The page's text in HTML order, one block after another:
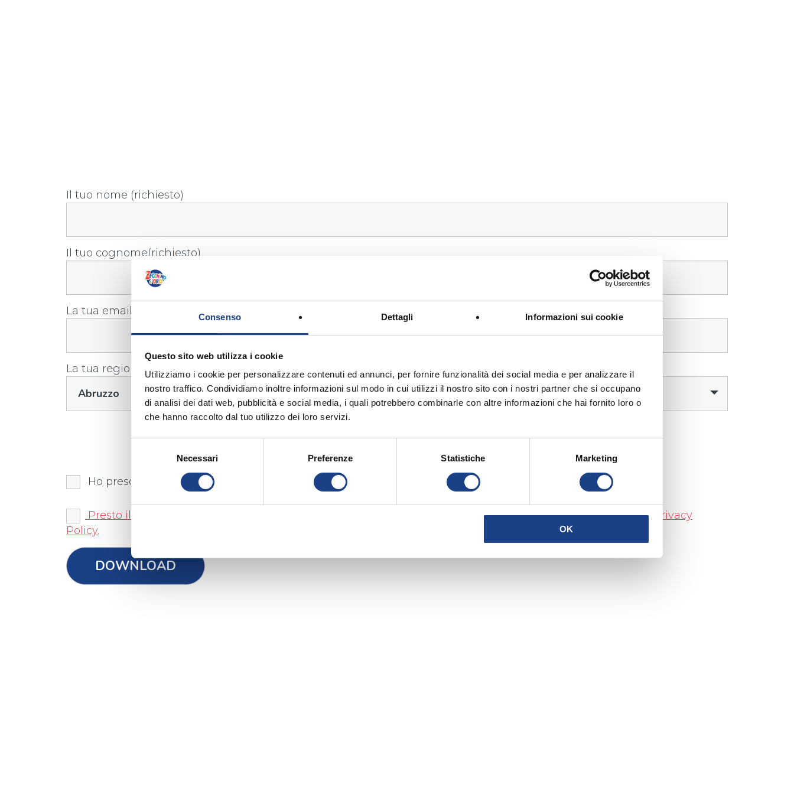
Consenso Dettagli Informazioni sui cookie
Questo sito web utilizza i cookie
Utilizziamo i cookie per personalizzare contenuti ed annunci, per fornire funzionalità dei social media e per analizzare il
nostro traffico. Condividiamo inoltre informazioni sul modo in cui utilizzi il nostro sito con i nostri partner che si occupano
di analisi dei dati web, pubblicità e social media, i quali potrebbero combinarle con altre informazioni che hai fornito loro o
che hanno raccolto dal tuo utilizzo dei loro servizi.
Necessari Preferenze Statistiche Marketing
OK
Il tuo nome (richiesto)
Il tuo cognome(richiesto)
La tua email (richiesto)
La tua regione
Abruzzo
Ho preso visione della Privacy Policy e autorizzo il trattamento dei miei dati personali
Presto il consenso a rimanere in contatto con le iniziative dell’Antoniano di Bologna, come indicato nella Privacy
Policy.